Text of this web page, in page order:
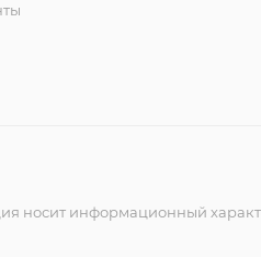
носит информационный